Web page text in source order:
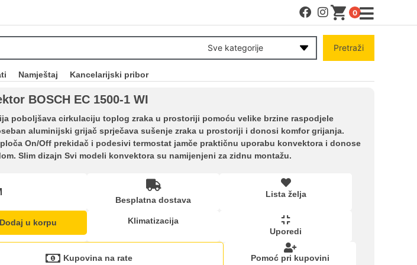
0
Sve kategorije Pretraži
Namještaj Kancelarijski pribor
BOSCH EC 1500-1 WI
poboljšava cirkulaciju toplog zraka u prostoriji pomoću velike brzine raspodjele
aluminijski grijač sprječava sušenje zraka u prostoriji i donosi komfor grijanja.
On/Off prekidač i podesivi termostat jamče praktičnu uporabu konvektora i donose
Slim dizajn Svi modeli konvektora su namijenjeni za zidnu montažu.
Besplatna dostava
Lista želja
Dodaj u korpu
Klimatizacija
Uporedi
Kupovina na rate Pomoć pri kupovini
Račun
Kupovina na rate
Lista želja
Upoređeni proizvodi